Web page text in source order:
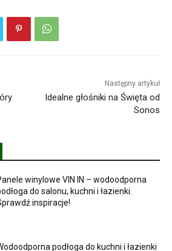
Następny artykuł
Idealne głośniki na Święta od
Sonos
winylowe VIN IN – wodoodporna
do salonu, kuchni i łazienki.
inspiracje!
podłoga do kuchni i łazienki